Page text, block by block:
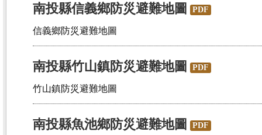
南投縣信義鄉防災避難地圖 PDF
信義鄉防災避難地圖
南投縣竹山鎮防災避難地圖 PDF
竹山鎮防災避難地圖
南投縣魚池鄉防災避難地圖 PDF